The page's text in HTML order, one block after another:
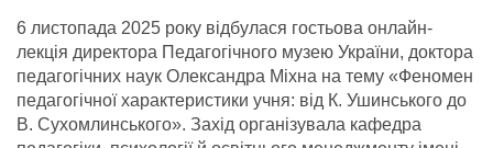
6 листопада 2025 року відбулася гостьова онлайн-
лекція директора Педагогічного музею України, доктора
педагогічних наук Олександра Міхна на тему «Феномен
педагогічної характеристики учня: від К. Ушинського до
В. Сухомлинського». Захід організувала кафедра